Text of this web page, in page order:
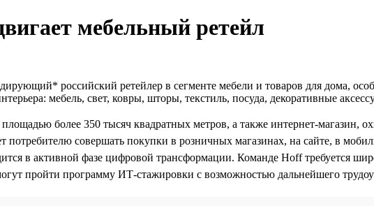
мебельный ретейл
российский ретейлер в сегменте мебели и товаров для дома,
мебель, свет, ковры, шторы, текстиль, посуда, декоративные
более 350 тысяч квадратных метров, а также интернет-магазин,
потребителю совершать покупки в розничных магазинах, на сайте, в
в активной фазе цифровой трансформации. Команде Hoff требуется
пройти программу ИТ-стажировки с возможностью дальнейшего